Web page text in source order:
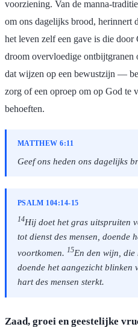
voorziening. Van de manna-
om ons dagelijks brood, herinnert
het leven zelf een gave is die
droom overvloedige ontbijtgranen
dat wijzen op een bewustzijn —
zorg of een oproep om op God te
behoeften.
MATTHEW 6:11
Geef ons heden ons dagelijks
PSALM 104:14-15
14Hij doet het gras uitspruiten
tot dienst des mensen, doende
voortkomen. 15En den wijn, die
doende het aangezicht blinken
hart des mensen sterkt.
Zaad, groei en geestelijke